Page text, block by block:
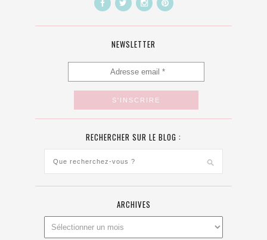
NEWSLETTER
RECHERCHER SUR LE BLOG :
ARCHIVES